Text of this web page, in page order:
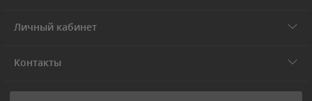
Личный кабинет
Контакты